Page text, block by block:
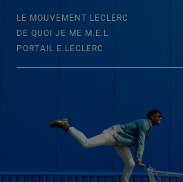
LE MOUVEMENT LECLERC
DE QUOI JE ME M.E.L
PORTAIL E.LECLERC